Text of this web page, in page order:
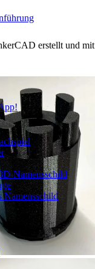
Namensschild
erstellt und mit